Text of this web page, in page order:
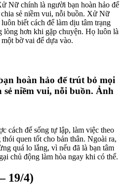
Nữ chính là người bạn hoàn hảo để
sẻ niềm vui, nỗi buồn. Xử Nữ
biết cách để làm dịu tâm trạng
lòng hơn khi gặp chuyện. Họ luôn là
bờ vai để dựa vào.
hoàn hảo để trút bỏ mọi
sẻ niềm vui, nỗi buồn. Ảnh
cách để sống tự lập, làm việc theo
quen tốt cho bản thân. Ngoài ra,
quá lo lắng, vì nếu đã là bạn tâm
chủ động làm hòa ngay khi có thể.
19/4)